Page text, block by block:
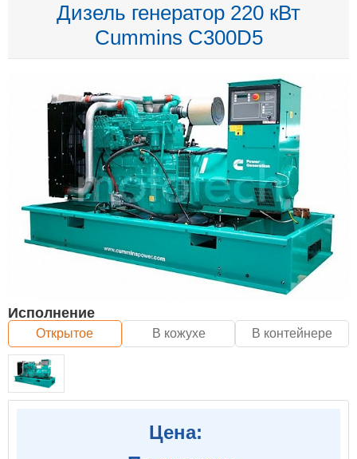
Дизель генератор 220 кВт
Cummins C300D5
Исполнение
Открытое В кожухе В контейнере
Цена: